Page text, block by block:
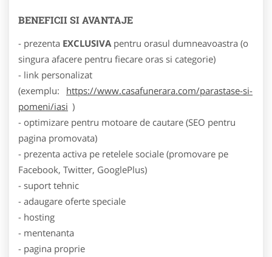
BENEFICII SI AVANTAJE
- prezenta EXCLUSIVA pentru orasul dumneavoastra (o
singura afacere pentru fiecare oras si categorie)
- link personalizat
(exemplu:
https://www.casafunerara.com/parastase-si-
pomeni/iasi )
- optimizare pentru motoare de cautare (SEO pentru
pagina promovata)
- prezenta activa pe retelele sociale (promovare pe
Facebook, Twitter, GooglePlus)
- suport tehnic
- adaugare oferte speciale
- hosting
- mentenanta
- pagina proprie